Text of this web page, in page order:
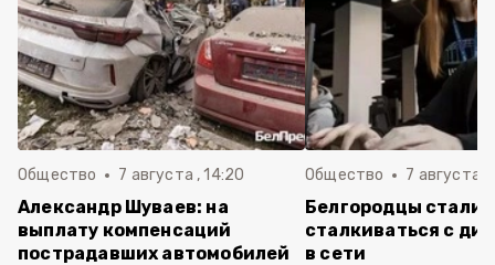
Общество 7 августа , 14:20
Александр Шуваев: на
выплату компенсаций
пострадавших автомобилей
Общество 7 августа ,
Белгородцы стали
сталкиваться с
в сети